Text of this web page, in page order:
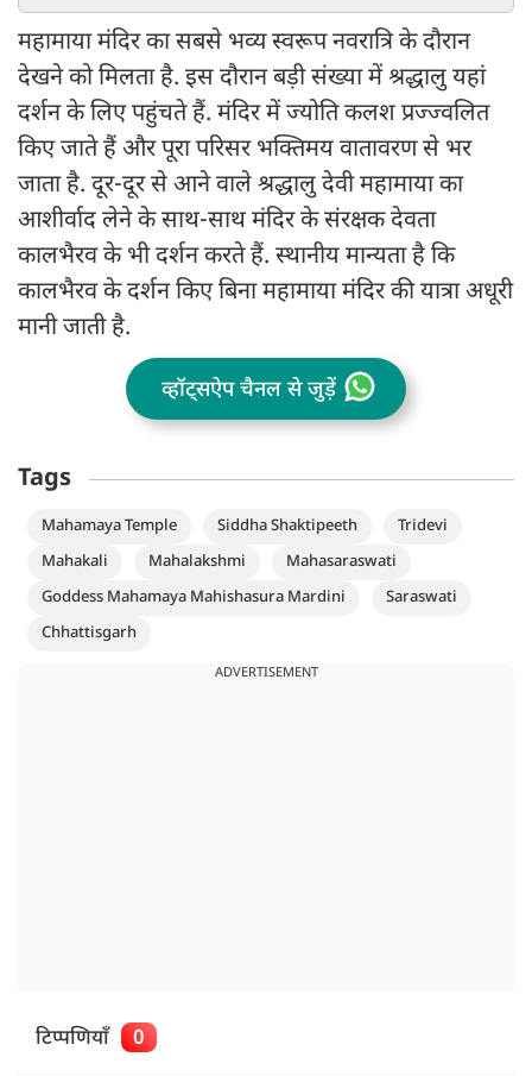
महामाया मंदिर का सबसे भव्य स्वरूप नवरात्रि के दौरान
देखने को मिलता है. इस दौरान बड़ी संख्या में श्रद्धालु यहां
दर्शन के लिए पहुंचते हैं. मंदिर में ज्योति कलश प्रज्ज्वलित
किए जाते हैं और पूरा परिसर भक्तिमय वातावरण से भर
जाता है. दूर-दूर से आने वाले श्रद्धालु देवी महामाया का
आशीर्वाद लेने के साथ-साथ मंदिर के संरक्षक देवता
कालभैरव के भी दर्शन करते हैं. स्थानीय मान्यता है कि
कालभैरव के दर्शन किए बिना महामाया मंदिर की यात्रा अधूरी
मानी जाती है.
व्हॉट्सऐप चैनल से जुड़ें
Tags
Mahamaya Temple Siddha Shaktipeeth
Tridevi
Mahakali
Mahalakshmi
Mahasaraswati
Goddess Mahamaya Mahishasura Mardini
Saraswati
Chhattisgarh
ADVERTISEMENT
टिप्पणियाँ 0